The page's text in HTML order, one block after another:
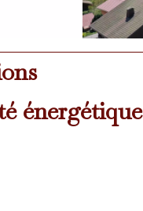
énergétique